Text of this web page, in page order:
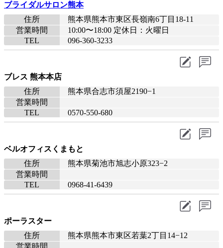
ブライダルサロン熊本
住所
熊本県熊本市東区長嶺南6丁目18-11
営業時間
10:00〜18:00 定休日：火曜日
TEL
096-360-3233
ブレス 熊本本店
住所
熊本県合志市須屋2190−1
営業時間
TEL
0570-550-680
ベルオフィスくまもと
住所
熊本県菊池市旭志小原323−2
営業時間
TEL
0968-41-6439
ポーラスター
住所
熊本県熊本市東区若葉2丁目14−12